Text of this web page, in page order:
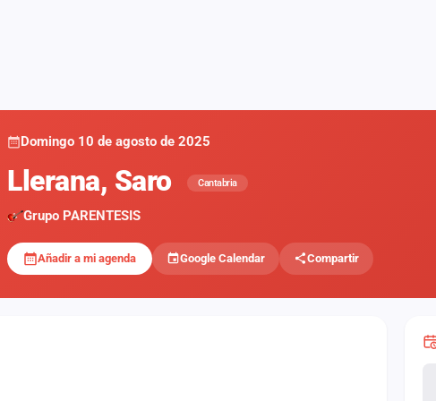
Domingo 10 de agosto de 2025
Llerana, Saro Cantabria
Grupo PARENTESIS
Añadir a mi agenda Google Calendar Compartir